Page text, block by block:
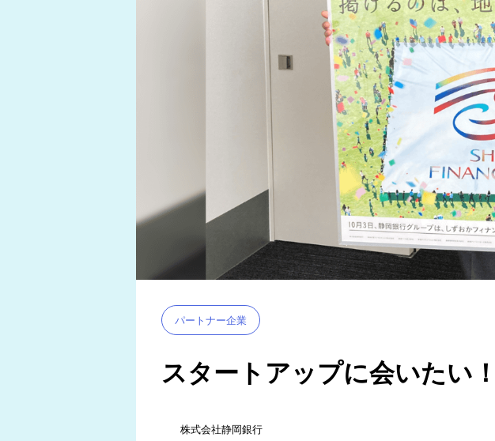
パートナー企業
スタートアップに会いたい
株式会社静岡銀行